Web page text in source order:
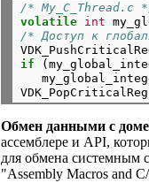
/* My_C_Thread.c
volatile int
/* Доступ к
if
Обмен данными с
ассемблере и API,
для обмена системным
"Assembly Macros and